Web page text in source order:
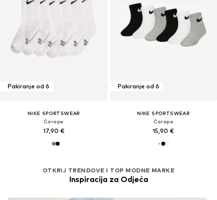
Pakiranje od 6
NIKE SPORTSWEAR
Čarape
17,90 €
OTKRIJ TRENDOVE I TOP MODNE MARKE
Inspiracija za Odjeća
Pakiranje od 6
NIKE SPORTSWEAR
Čarape
15,90 €